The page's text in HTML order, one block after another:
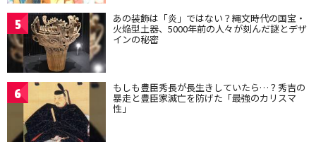
5 あの装飾は「炎」ではない？縄文時代の国宝・
火焔型土器、5000年前の人々が刻んだ謎とデザ
インの秘密
6 もしも豊臣秀長が長生きしていたら…？秀吉の
暴走と豊臣家滅亡を防げた「最強のカリスマ
性」